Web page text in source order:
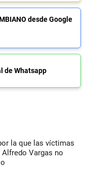
desde Google
de Whatsapp
la que las víctimas
Vargas no